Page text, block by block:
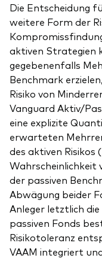
Die Entscheidung
weitere Form der
aktiven Strategien
gegebenenfalls
Benchmark
Risiko von
Vanguard Aktiv/
eine explizite
erwarteten
des aktiven Risikos
Wahrscheinlichkeit
der passiven
Abwägung beider
Anleger letztlich
passiven Fonds
Risikotoleranz
VAAM integriert